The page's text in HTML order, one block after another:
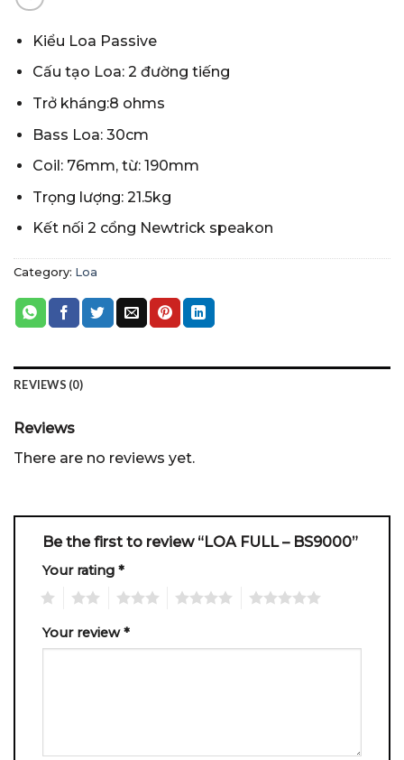
Kiểu Loa Passive
Cấu tạo Loa: 2 đường tiếng
Trở kháng:8 ohms
Bass Loa: 30cm
Coil: 76mm, từ: 190mm
Trọng lượng: 21.5kg
Kết nối 2 cổng Newtrick speakon
Category: Loa
REVIEWS (0)
Reviews
There are no reviews yet.
Be the first to review “LOA FULL – BS9000”
Your rating *
Your review*